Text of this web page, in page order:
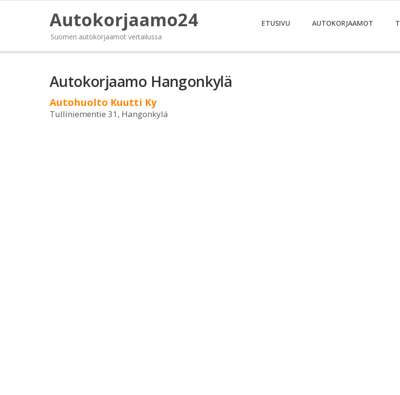
Autokorjaamo24
Suomen autokorjaamot vertailussa
ETUSIVU AUTOKORJAAMOT
Autokorjaamo Hangonkylä
Autohuolto Kuutti Ky
Tulliniementie 31, Hangonkylä